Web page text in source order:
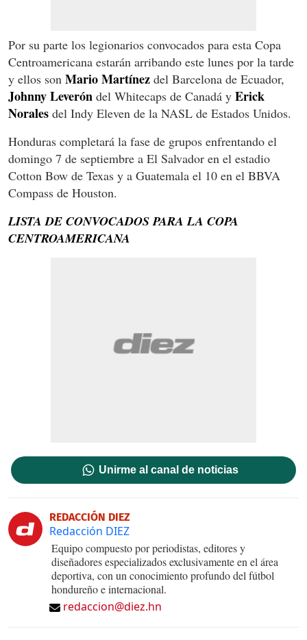
Por su parte los legionarios convocados para esta Copa
Centroamericana estarán arribando este lunes por la tarde
y ellos son Mario Martínez del Barcelona de Ecuador,
Johnny Leverón del Whitecaps de Canadá y Erick
Norales del Indy Eleven de la NASL de Estados Unidos.
Honduras completará la fase de grupos enfrentando el
domingo 7 de septiembre a El Salvador en el estadio
Cotton Bow de Texas y a Guatemala el 10 en el BBVA
Compass de Houston.
LISTA DE CONVOCADOS PARA LA COPA
CENTROAMERICANA
Unirme al canal de noticias
REDACCIÓN DIEZ
Redacción DIEZ
Equipo compuesto por periodistas, editores y
diseñadores especializados exclusivamente en el área
deportiva, con un conocimiento profundo del fútbol
hondureño e internacional.
redaccion@diez.hn